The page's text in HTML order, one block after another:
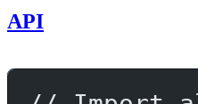
API